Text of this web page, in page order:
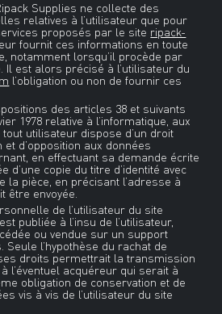
Supplies ne collecte des
relatives à l’utilisateur que pour
proposés par le site ripack-
fournit ces informations en toute
notamment lorsqu’il procède par
est alors précisé à l’utilisateur du
l’obligation ou non de fournir ces
des articles 38 et suivants
1978 relative à l’informatique, aux
utilisateur dispose d’un droit
et d’opposition aux données
en effectuant sa demande écrite
d’une copie du titre d’identité avec
la pièce, en précisant l’adresse à
être envoyée.
de l’utilisateur du site
publiée à l’insu de l’utilisateur,
ou vendue sur un support
l’hypothèse du rachat de
droits permettrait la transmission
l’éventuel acquéreur qui serait à
obligation de conservation et de
vis à vis de l’utilisateur du site